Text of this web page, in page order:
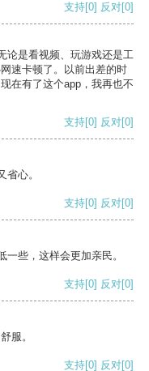
支持[0] 反对[0]
论是看视频、玩游戏还是工
速卡顿了。以前出差的时
在有了这个app，我再也不
支持[0] 反对[0]
心。
支持[0] 反对[0]
些，这样会更加亲民。
支持[0] 反对[0]
服。
支持[0] 反对[0]